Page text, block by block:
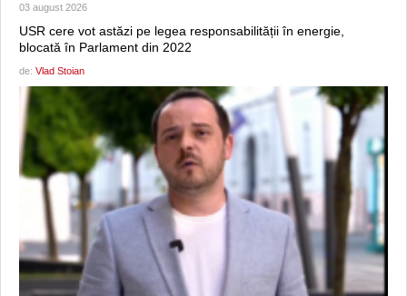
03 august 2026
USR cere vot astăzi pe legea responsabilității în energie,
blocată în Parlament din 2022
de: Vlad Stoian